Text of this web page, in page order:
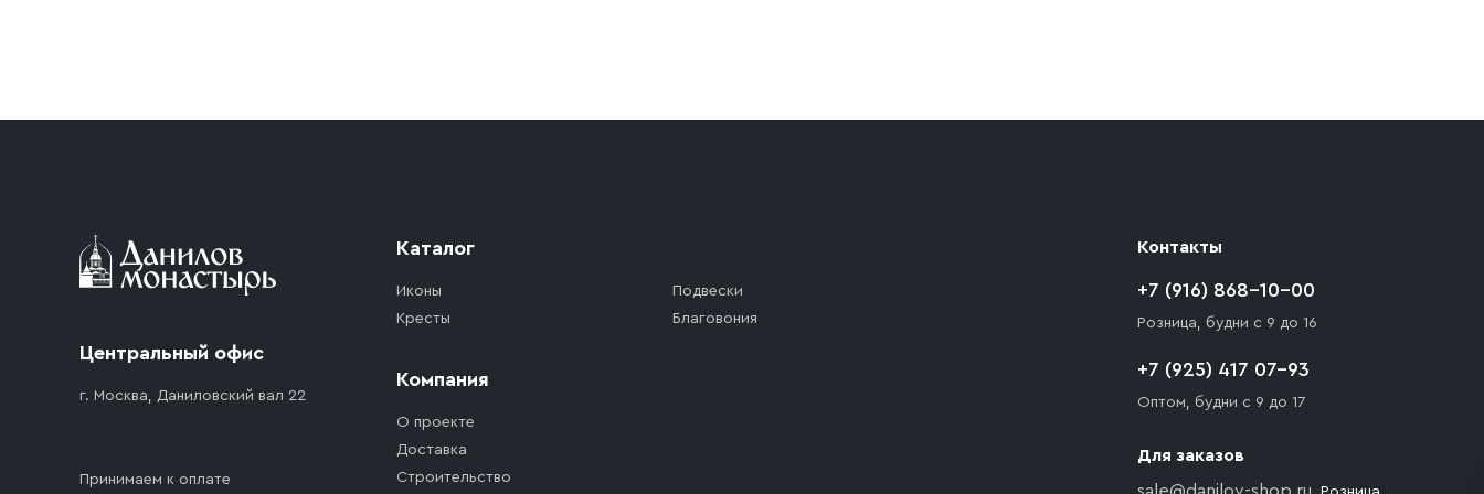
доставка осуществляется до ближайшего места, которое максимально близко к месту запланированной разгрузки товара и не нарушает правила
Центральный офис
г. Москва, Даниловский вал 22
Принимаем к оплате
Каталог
Иконы
Кресты
Подвески
Благовония
Компания
О проекте
Доставка
Строительство
Контакты
+7 (916) 868-10-00
Розница, будни с 9 до 16
+7 (925) 417 07-93
Оптом, будни с 9 до 17
Для заказов